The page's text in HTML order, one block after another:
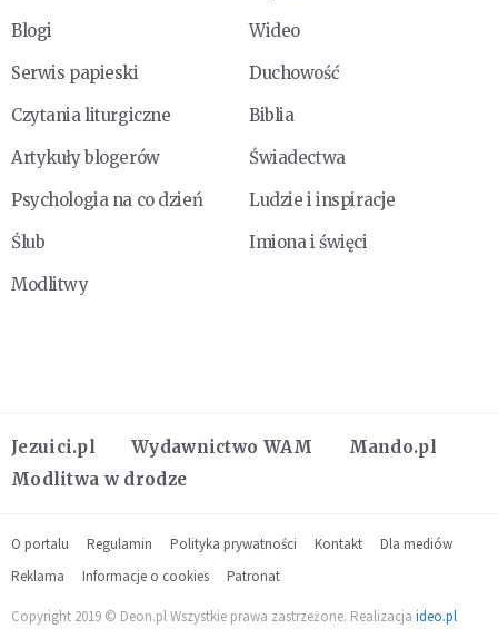
Blogi
Wideo
Serwis papieski
Duchowość
Czytania liturgiczne
Biblia
Artykuły blogerów
Świadectwa
Psychologia na co dzień
Ludzie i inspiracje
Ślub
Imiona i święci
Modlitwy
Jezuici.pl Wydawnictwo WAM
Mando.pl
Modlitwa w drodze
O portalu Regulamin Polityka prywatności Kontakt
Dla mediów
Reklama
Informacje o cookies Patronat
Copyright 2019 © Deon.pl Wszystkie prawa zastrzeżone. Realizacja ideo.pl